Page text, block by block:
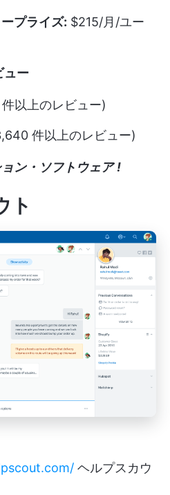
プライズ: $215/月/ユー
ュー
以上のレビュー)
件以上のレビュー)
ン・ソフトウェア !
ト
ヘルプスカウ